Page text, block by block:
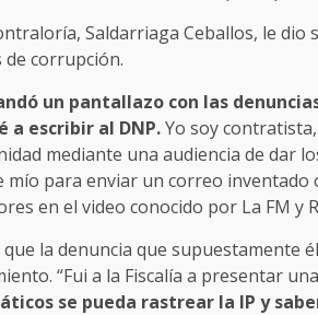
Saldarriaga Ceballos, le
de corrupción.
un pantallazo con las
a escribir al DNP.Yo soy
mediante una audiencia de dar
mío para enviar un correo inventado
en el video conocido por La FM y
la denuncia que supuestamente
“Fui a la Fiscalía a presentar una
se pueda rastrear la IP y